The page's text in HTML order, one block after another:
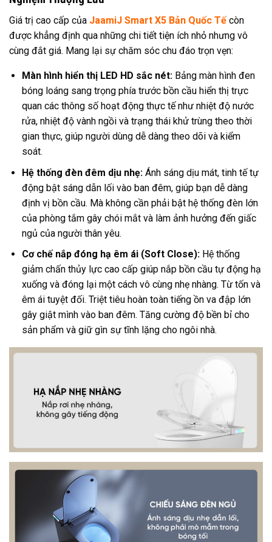
Giá trị cao cấp của JaamiJ Smart X5 Bản Quốc Tếcòn
được khẳng định qua những chi tiết tiện ích nhỏ nhưng vô
cùng đắt giá. Mang lại sự chăm sóc chu đáo trọn vẹn:
Màn hình hiển thị LED HD sắc nét:Bảng màn hình đen
bóng loáng sang trọng phía trước bồn cầu hiển thị trực
quan các thông số hoạt động thực tế như nhiệt độ nước
rửa, nhiệt độ vành ngồi và trạng thái khử trùng theo thời
gian thực, giúp người dùng dễ dàng theo dõi và kiểm
soát.
Hệ thống đèn đêm dịu nhẹ:Ánh sáng dịu mát, tinh tế tự
động bật sáng dẫn lối vào ban đêm, giúp bạn dễ dàng
định vị bồn cầu. Mà không cần phải bật hệ thống đèn lớn
của phòng tắm gây chói mắt và làm ảnh hưởng đến giấc
ngủ của người thân yêu.
Cơ chế nắp đóng hạ êm ái (Soft Close):Hệ thống
giảm chấn thủy lực cao cấp giúp nắp bồn cầu tự động hạ
xuống và đóng lại một cách vô cùng nhẹ nhàng. Từ tốn và
êm ái tuyệt đối. Triệt tiêu hoàn toàn tiếng ồn va đập lớn
gây giật mình vào ban đêm. Tăng cường độ bền bỉ cho
sản phẩm và giữ gìn sự tĩnh lặng cho ngôi nhà.